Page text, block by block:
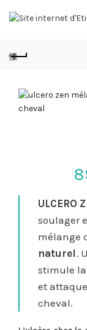
ULCERO
soulager
mélange
naturel.
stimule la
et
cheval.